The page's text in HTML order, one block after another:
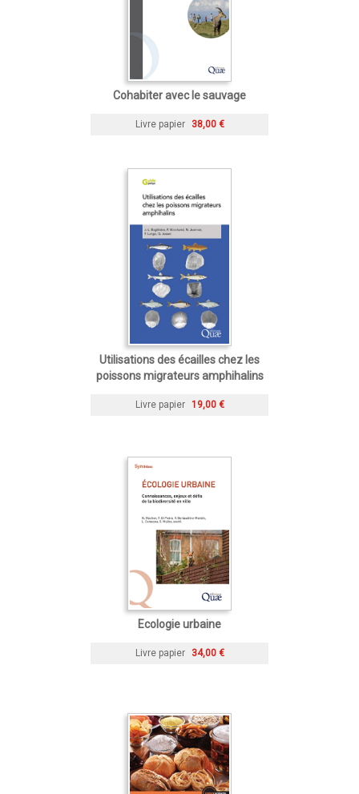
Cohabiter avec le sauvage
Livre papier 38,00 €
Utilisations des écailles chez les
poissons migrateurs amphihalins
Livre papier 19,00 €
Ecologie urbaine
Livre papier 34,00 €